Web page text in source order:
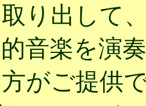
り出して
音楽を演
がご提供